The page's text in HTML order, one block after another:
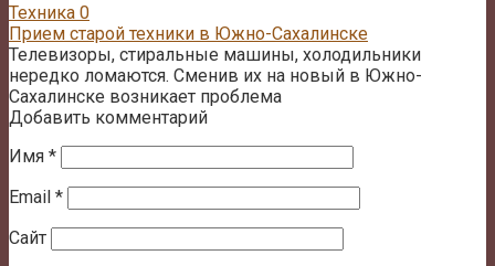
Техника 0
Прием старой техники в Южно-Сахалинске
Телевизоры, стиральные машины, холодильники
нередко ломаются. Сменив их на новый в Южно-
Сахалинске возникает проблема
Добавить комментарий
Имя *
Email *
Сайт